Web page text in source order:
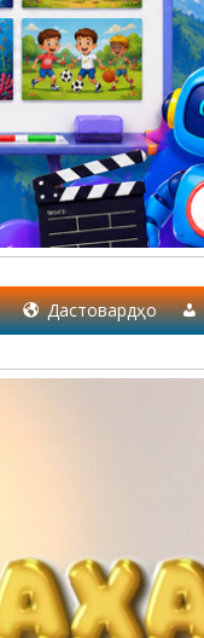
Дастовардҳо